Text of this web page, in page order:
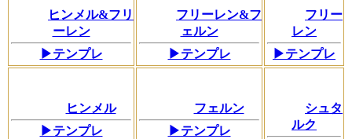
ヒンメル&フリ
ーレン
▶テンプレ
フリーレン&フ
ェルン
▶テンプレ
フリー
レン
▶テンプレ
ヒンメル
▶テンプレ
フェルン
▶テンプレ
シュタ
ルク